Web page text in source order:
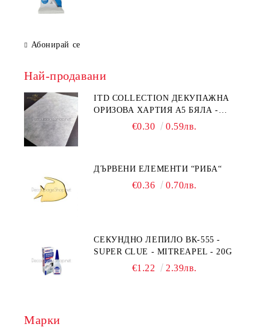
Абонирай се
Най-продавани
ITD COLLECTION ДЕКУПАЖНА
ОРИЗОВА ХАРТИЯ А5 БЯЛА -
€0.30 0.59лв.
ДЪРВЕНИ ЕЛЕМЕНТИ “РИБА“
€0.36 0.70лв.
СЕКУНДНО ЛЕПИЛО ВК-555 -
SUPER CLUE - MITREAPEL - 20G
€1.22 2.39лв.
Марки